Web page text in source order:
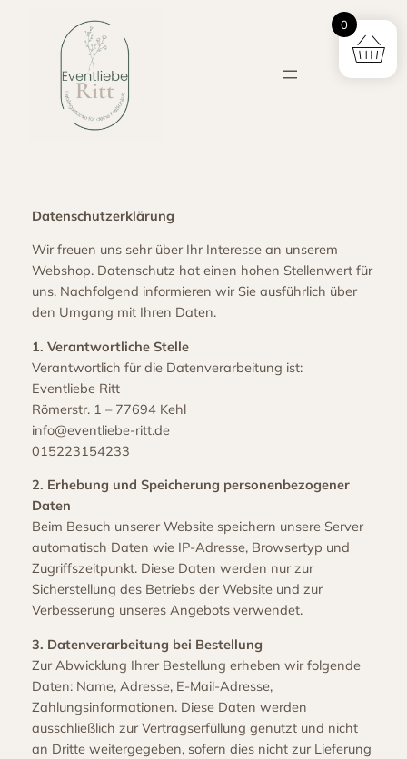
Datenschutzerklärung
Wir freuen uns sehr über Ihr Interesse an unserem
Webshop. Datenschutz hat einen hohen Stellenwert für
uns. Nachfolgend informieren wir Sie ausführlich über
den Umgang mit Ihren Daten.
1. Verantwortliche Stelle
Verantwortlich für die Datenverarbeitung ist:
Eventliebe Ritt
Römerstr. 1 – 77694 Kehl
info@eventliebe-ritt.de
015223154233
2. Erhebung und Speicherung personenbezogener
Daten
Beim Besuch unserer Website speichern unsere Server
automatisch Daten wie IP-Adresse, Browsertyp und
Zugriffszeitpunkt. Diese Daten werden nur zur
Sicherstellung des Betriebs der Website und zur
Verbesserung unseres Angebots verwendet.
3. Datenverarbeitung bei Bestellung
Zur Abwicklung Ihrer Bestellung erheben wir folgende
Daten: Name, Adresse, E-Mail-Adresse,
Zahlungsinformationen. Diese Daten werden
ausschließlich zur Vertragserfüllung genutzt und nicht
an Dritte weitergegeben, sofern dies nicht zur Lieferung
0